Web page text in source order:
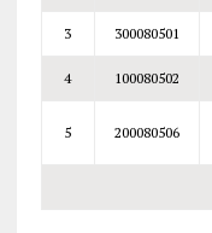
3 300080501
4 100080502
5 200080506